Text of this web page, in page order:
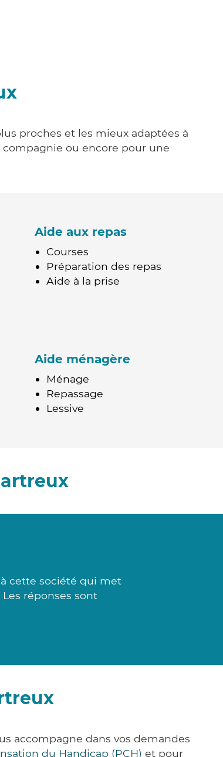
proches et les mieux adaptées à
compagnie ou encore pour une
Aide aux repas
Courses
Préparation des repas
Aide à la prise
Aide ménagère
Ménage
Repassage
Lessive
cette société qui met
réponses sont
accompagne dans vos demandes
du Handicap (PCH) et pour